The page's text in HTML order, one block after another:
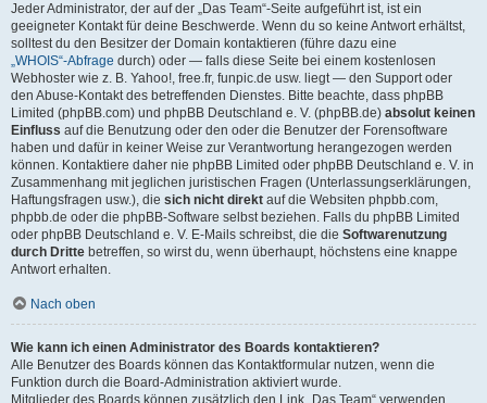
Jeder Administrator, der auf der „Das Team“-Seite aufgeführt ist, ist ein
geeigneter Kontakt für deine Beschwerde. Wenn du so keine Antwort erhältst,
solltest du den Besitzer der Domain kontaktieren (führe dazu eine
„WHOIS“-Abfrage durch) oder — falls diese Seite bei einem kostenlosen
Webhoster wie z. B. Yahoo!, free.fr, funpic.de usw. liegt — den Support oder
den Abuse-Kontakt des betreffenden Dienstes. Bitte beachte, dass phpBB
Limited (phpBB.com) und phpBB Deutschland e. V. (phpBB.de) absolut keinen
Einfluss auf die Benutzung oder den oder die Benutzer der Forensoftware
haben und dafür in keiner Weise zur Verantwortung herangezogen werden
können. Kontaktiere daher nie phpBB Limited oder phpBB Deutschland e. V. in
Zusammenhang mit jeglichen juristischen Fragen (Unterlassungserklärungen,
Haftungsfragen usw.), die sich nicht direkt auf die Websiten phpbb.com,
phpbb.de oder die phpBB-Software selbst beziehen. Falls du phpBB Limited
oder phpBB Deutschland e. V. E-Mails schreibst, die die Softwarenutzung
durch Dritte betreffen, so wirst du, wenn überhaupt, höchstens eine knappe
Antwort erhalten.
Nach oben
Wie kann ich einen Administrator des Boards kontaktieren?
Alle Benutzer des Boards können das Kontaktformular nutzen, wenn die
Funktion durch die Board-Administration aktiviert wurde.
Mitglieder des Boards können zusätzlich den Link „Das Team“ verwenden.